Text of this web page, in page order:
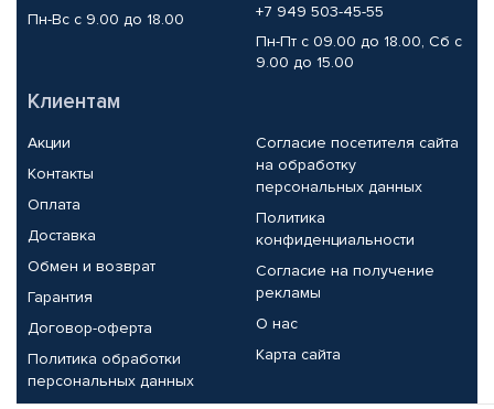
Пн-Вс с 9.00 до 18.00
+7 949 503-45-55
Пн-Пт с 09.00 до 18.00, Сб с
9.00 до 15.00
Клиентам
Акции
Контакты
Оплата
Доставка
Обмен и возврат
Гарантия
Договор-оферта
Политика обработки
персональных данных
Согласие посетителя сайта
на обработку
персональных данных
Политика
конфиденциальности
Согласие на получение
рекламы
О нас
Карта сайта